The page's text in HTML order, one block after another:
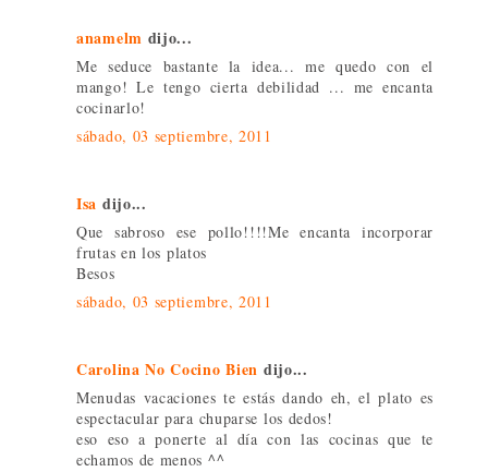
anamelm dijo...
Me seduce bastante la idea... me quedo con el
mango! Le tengo cierta debilidad ... me encanta
cocinarlo!
sábado, 03 septiembre, 2011
Isa dijo...
Que sabroso ese pollo!!!!Me encanta incorporar
frutas en los platos
Besos
sábado, 03 septiembre, 2011
Carolina No Cocino Bien dijo...
Menudas vacaciones te estás dando eh, el plato es
espectacular para chuparse los dedos!
eso eso a ponerte al día con las cocinas que te
echamos de menos ^^